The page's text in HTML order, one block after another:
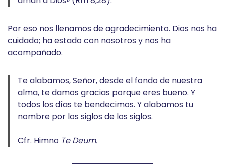
Por eso nos llenamos de agradecimiento. Dios nos ha
cuidado; ha estado con nosotros y nos ha
acompañado.
Te alabamos, Señor, desde el fondo de nuestra
alma, te damos gracias porque eres bueno. Y
todos los días te bendecimos. Y alabamos tu
nombre por los siglos de los siglos.
Cfr. Himno Te Deum.